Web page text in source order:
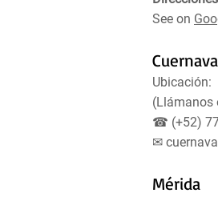
See on
Ubicación:
(Llámanos
☎ (+52)
✉
Mérida